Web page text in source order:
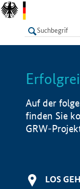
LISTE
Auf der
finden Sie
GRW-
LOS